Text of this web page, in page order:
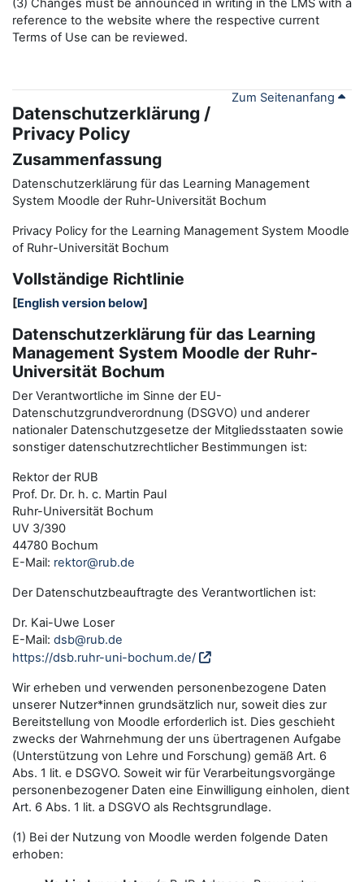
(3) Changes must be announced in writing in the LMS with a
reference to the website where the respective current
Terms of Use can be reviewed.
Zum Seitenanfang
Datenschutzerklärung /
Privacy Policy
Zusammenfassung
Datenschutzerklärung für das Learning Management
System Moodle der Ruhr-Universität Bochum
Privacy Policy for the Learning Management System Moodle
of Ruhr-Universität Bochum
Vollständige Richtlinie
[English version below]
Datenschutzerklärung für das Learning
Management System Moodle der Ruhr-
Universität Bochum
Der Verantwortliche im Sinne der EU-
Datenschutzgrundverordnung (DSGVO) und anderer
nationaler Datenschutzgesetze der Mitgliedsstaaten sowie
sonstiger datenschutzrechtlicher Bestimmungen ist:
Rektor der RUB
Prof. Dr. Dr. h. c. Martin Paul
Ruhr-Universität Bochum
UV 3/390
44780 Bochum
E-Mail: rektor@rub.de
Der Datenschutzbeauftragte des Verantwortlichen ist:
Dr. Kai-Uwe Loser
E-Mail: dsb@rub.de
https://dsb.ruhr-uni-bochum.de/
Wir erheben und verwenden personenbezogene Daten
unserer Nutzer*innen grundsätzlich nur, soweit dies zur
Bereitstellung von Moodle erforderlich ist. Dies geschieht
zwecks der Wahrnehmung der uns übertragenen Aufgabe
(Unterstützung von Lehre und Forschung) gemäß Art. 6
Abs. 1 lit. e DSGVO. Soweit wir für Verarbeitungsvorgänge
personenbezogener Daten eine Einwilligung einholen, dient
Art. 6 Abs. 1 lit. a DSGVO als Rechtsgrundlage.
(1) Bei der Nutzung von Moodle werden folgende Daten
erhoben: